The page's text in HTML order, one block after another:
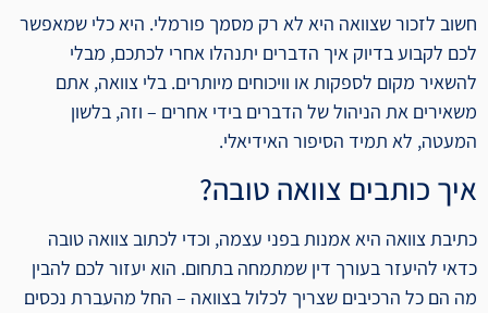
חשוב לזכור שצוואה היא לא רק מסמך פורמלי. היא כלי שמאפשר
לכם לקבוע בדיוק איך הדברים יתנהלו אחרי לכתכם, מבלי
להשאיר מקום לספקות או וויכוחים מיותרים. בלי צוואה, אתם
משאירים את הניהול של הדברים בידי אחרים – וזה, בלשון
המעטה, לא תמיד הסיפור האידיאלי.
איך כותבים צוואה טובה?
כתיבת צוואה היא אמנות בפני עצמה, וכדי לכתוב צוואה טובה
כדאי להיעזר בעורך דין שמתמחה בתחום. הוא יעזור לכם להבין
מה הם כל הרכיבים שצריך לכלול בצוואה – החל מהעברת נכסים